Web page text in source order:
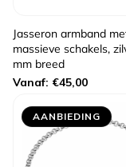
Jasseron armband
massieve schakels,
mm breed
Normale
prijs
Vanaf: €45,00
AANBIEDING